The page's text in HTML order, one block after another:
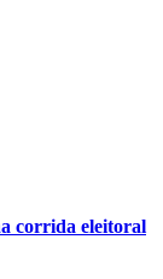
corrida eleitoral